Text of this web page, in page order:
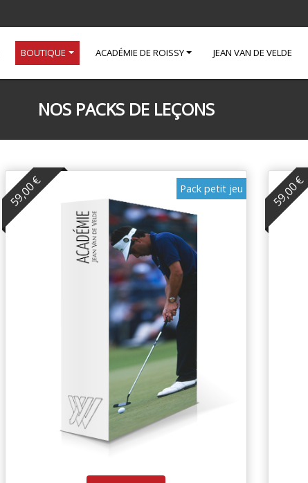
BOUTIQUE ACADÉMIE DE ROISSY JEAN VAN DE VELDE
NOS PACKS DE LEÇONS
59,00 € Pack petit jeu 59,00 €